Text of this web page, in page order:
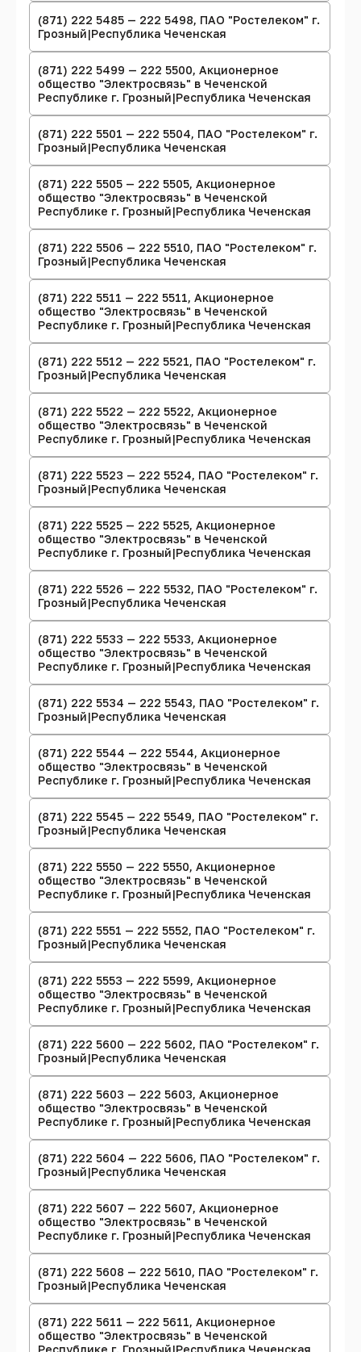
(871) 222 5485 — 222 5498, ПАО "Ростелеком" г.
Грозный|Республика Чеченская
(871) 222 5499 — 222 5500, Акционерное
общество "Электросвязь" в Чеченской
Республике г. Грозный|Республика Чеченская
(871) 222 5501 — 222 5504, ПАО "Ростелеком" г.
Грозный|Республика Чеченская
(871) 222 5505 — 222 5505, Акционерное
общество "Электросвязь" в Чеченской
Республике г. Грозный|Республика Чеченская
(871) 222 5506 — 222 5510, ПАО "Ростелеком" г.
Грозный|Республика Чеченская
(871) 222 5511 — 222 5511, Акционерное
общество "Электросвязь" в Чеченской
Республике г. Грозный|Республика Чеченская
(871) 222 5512 — 222 5521, ПАО "Ростелеком" г.
Грозный|Республика Чеченская
(871) 222 5522 — 222 5522, Акционерное
общество "Электросвязь" в Чеченской
Республике г. Грозный|Республика Чеченская
(871) 222 5523 — 222 5524, ПАО "Ростелеком" г.
Грозный|Республика Чеченская
(871) 222 5525 — 222 5525, Акционерное
общество "Электросвязь" в Чеченской
Республике г. Грозный|Республика Чеченская
(871) 222 5526 — 222 5532, ПАО "Ростелеком" г.
Грозный|Республика Чеченская
(871) 222 5533 — 222 5533, Акционерное
общество "Электросвязь" в Чеченской
Республике г. Грозный|Республика Чеченская
(871) 222 5534 — 222 5543, ПАО "Ростелеком" г.
Грозный|Республика Чеченская
(871) 222 5544 — 222 5544, Акционерное
общество "Электросвязь" в Чеченской
Республике г. Грозный|Республика Чеченская
(871) 222 5545 — 222 5549, ПАО "Ростелеком" г.
Грозный|Республика Чеченская
(871) 222 5550 — 222 5550, Акционерное
общество "Электросвязь" в Чеченской
Республике г. Грозный|Республика Чеченская
(871) 222 5551 — 222 5552, ПАО "Ростелеком" г.
Грозный|Республика Чеченская
(871) 222 5553 — 222 5599, Акционерное
общество "Электросвязь" в Чеченской
Республике г. Грозный|Республика Чеченская
(871) 222 5600 — 222 5602, ПАО "Ростелеком" г.
Грозный|Республика Чеченская
(871) 222 5603 — 222 5603, Акционерное
общество "Электросвязь" в Чеченской
Республике г. Грозный|Республика Чеченская
(871) 222 5604 — 222 5606, ПАО "Ростелеком" г.
Грозный|Республика Чеченская
(871) 222 5607 — 222 5607, Акционерное
общество "Электросвязь" в Чеченской
Республике г. Грозный|Республика Чеченская
(871) 222 5608 — 222 5610, ПАО "Ростелеком" г.
Грозный|Республика Чеченская
(871) 222 5611 — 222 5611, Акционерное
общество "Электросвязь" в Чеченской
Республике г. Грозный|Республика Чеченская